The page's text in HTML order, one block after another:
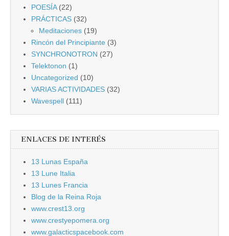
POESÍA(22)
PRÁCTICAS (32)
Meditaciones (19)
Rincón del Principiante (3)
SYNCHRONOTRON (27)
Telektonon (1)
Uncategorized (10)
VARIAS ACTIVIDADES (32)
Wavespell (111)
ENLACES DE INTERÉS
13 Lunas España
13 Lune Italia
13 Lunes Francia
Blog de la Reina Roja
www.crest13.org
www.crestyepomera.org
www.galacticspacebook.com